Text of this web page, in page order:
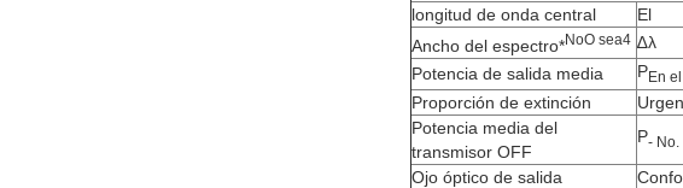
longitud de onda central
El
Ancho del espectro*NoO sea4 ∆λ
Potencia de salida media
PEn
Proporción de extinción
Potencia media del
transmisor OFF
P- No.
Ojo óptico de salida